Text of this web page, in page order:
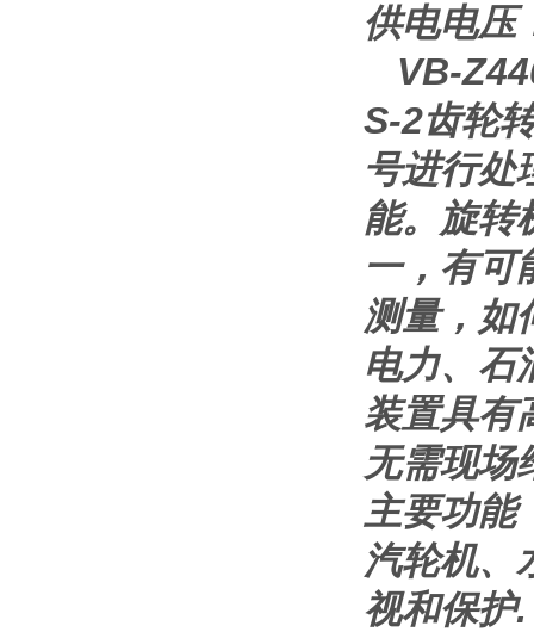
供电电压
VB-
S-2齿轮
号进行处
能。旋转
一，有可
测量，如
电力、石
装置具有
无需现场
主要功能
汽轮机、
视和保护.